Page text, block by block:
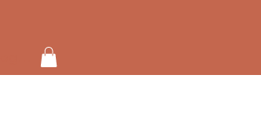
Log in op je account